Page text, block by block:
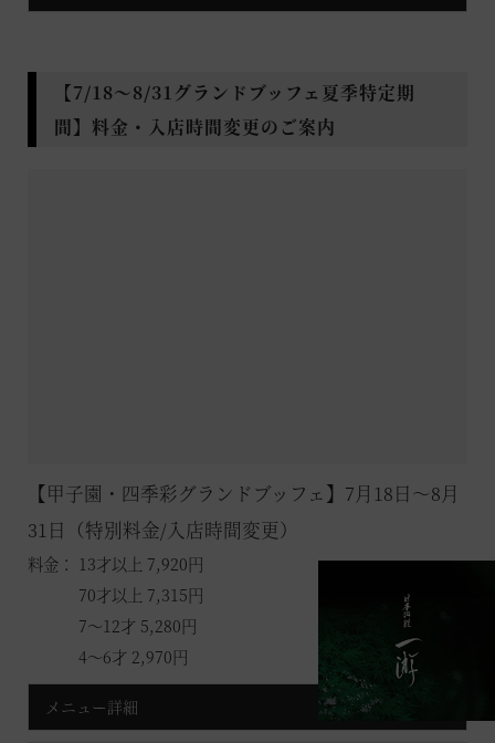
【7/18～8/31グランドブッフェ夏季特定期
間】料金・入店時間変更のご案内
【甲子園・四季彩グランドブッフェ】7月18日～8月
31日（特別料金/入店時間変更）
料金： 13才以上 7,920円
70才以上 7,315円
7～12才 5,280円
4～6才 2,970円
メニュー詳細